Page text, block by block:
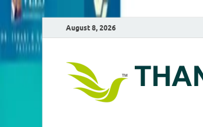
August 8, 2026